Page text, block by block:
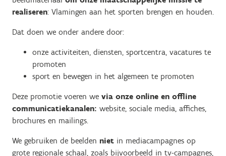
realiseren: Vlamingen aan het sporten brengen en houden.
Dat doen we onder andere door:
onze activiteiten, diensten, sportcentra, vacatures te
promoten
sport en bewegen in het algemeen te promoten
Deze promotie voeren we via onze online en offline
communicatiekanalen: website, sociale media, affiches,
brochures en mailings.
We gebruiken de beelden niet in mediacampagnes op
grote regionale schaal, zoals bijvoorbeeld in tv-campagnes,